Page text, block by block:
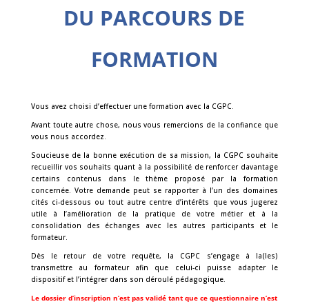
DU PARCOURS DE
FORMATION
Vous avez choisi d’effectuer une formation avec la CGPC.
Avant toute autre chose, nous vous remercions de la confiance que
vous nous accordez.
Soucieuse de la bonne exécution de sa mission, la CGPC souhaite
recueillir vos souhaits quant à la possibilité de renforcer davantage
certains contenus dans le thème proposé par la formation
concernée. Votre demande peut se rapporter à l’un des domaines
cités ci‐dessous ou tout autre centre d’intérêts que vous jugerez
utile à l’amélioration de la pratique de votre métier et à la
consolidation des échanges avec les autres participants et le
formateur.
Dès le retour de votre requête, la CGPC s’engage à la(les)
transmettre au formateur afin que celui‐ci puisse adapter le
dispositif et l’intégrer dans son déroulé pédagogique.
Le dossier d’inscription n’est pas validé tant que ce questionnaire n’est